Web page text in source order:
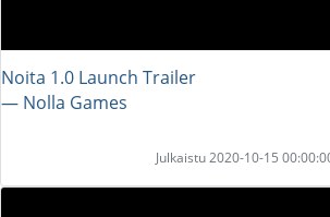
Noita 1.0 Launch Trailer
― Nolla Games
Julkaistu 2020-10-15